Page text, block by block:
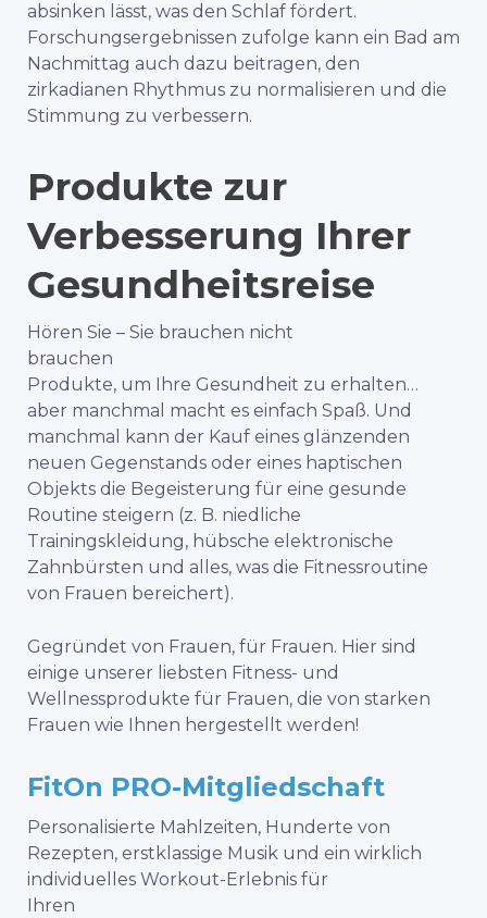
absinken lässt, was den Schlaf fördert.
Forschungsergebnissen zufolge kann ein Bad am
Nachmittag auch dazu beitragen, den
zirkadianen Rhythmus zu normalisieren und die
Stimmung zu verbessern.
Produkte zur
Verbesserung Ihrer
Gesundheitsreise
Hören Sie – Sie brauchen nicht
brauchen
Produkte, um Ihre Gesundheit zu erhalten…
aber manchmal macht es einfach Spaß. Und
manchmal kann der Kauf eines glänzenden
neuen Gegenstands oder eines haptischen
Objekts die Begeisterung für eine gesunde
Routine steigern (z. B. niedliche
Trainingskleidung, hübsche elektronische
Zahnbürsten und alles, was die Fitnessroutine
von Frauen bereichert).
Gegründet von Frauen, für Frauen. Hier sind
einige unserer liebsten Fitness- und
Wellnessprodukte für Frauen, die von starken
Frauen wie Ihnen hergestellt werden!
FitOn PRO-Mitgliedschaft
Personalisierte Mahlzeiten, Hunderte von
Rezepten, erstklassige Musik und ein wirklich
individuelles Workout-Erlebnis für
Ihren